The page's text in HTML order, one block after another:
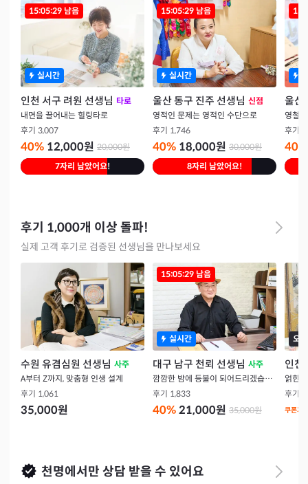
15:05:28 남음
실시간
인천 서구 려원 선생님 타로
내면을 끌어내는 힐링타로
후기 3,007
40% 12,000원 20,000원
7자리 남았어요!
15:05:28 남음
실시간
울산 동구 진주 선생님 신점
영적인 문제는 영적인 수단으로
후기 1,746
40% 18,000원 30,000원
8자리 남았어요!
울산
후기
40
후기 1,000개 이상 돌파!
실제 고객 후기로 검증된 선생님을 만나보세요
수원 유겸심원 선생님 사주
A부터 Z까지, 맞춤형 인생 설계
후기 1,061
35,000원
15:05:28 남음
실시간
대구 남구 천뢰 선생님 사주
깜깜한 밤에 등불이 되어드리겠습니다
후기 1,833
40%21,000원 35,000원
오
인천
얽힌
후기
쿠폰가
천명에서만 상담 받을 수 있어요